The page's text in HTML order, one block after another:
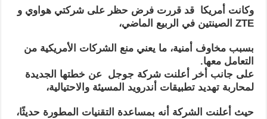
وكانت أمريكا قد قررت فرض حظر على شركتي هواوي و
ZTE الصينتين في الربيع الماضي،
بسبب مخاوف أمنية، ما يعني منع الشركات الأمريكية من
التعامل معها.
على جانب أخر أعلنت شركة جوجل عن خطتها الجديدة
لمحاربة تهديد تطبيقات أندرويد المسيئة والاحتيالية،
حيث أعلنت الشركة أنه بمساعدة التقنيات المطورة حديثًا،